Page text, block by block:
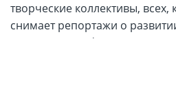
творческие коллективы, всех,
снимает репортажи о
системы квалификаций,